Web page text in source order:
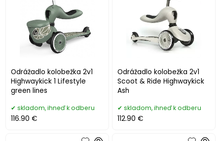
Odrážadlo kolobežka 2v1
Highwaykick 1 Lifestyle
green lines
skladom, ihneď k odberu
116.90 €
Odrážadlo kolobežka 2v1
Scoot & Ride Highwaykick
Ash
skladom, ihneď k odberu
112.90 €